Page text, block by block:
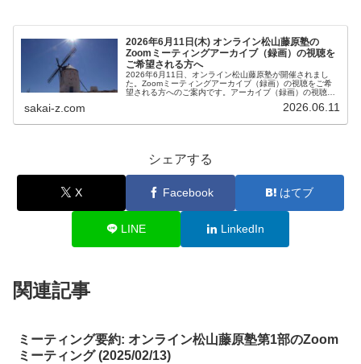
2026年6月11日(木) オンライン松山藤原塾の
Zoomミーティングアーカイブ（録画）の視聴を
ご希望される方へ
2026年6月11日、オンライン松山藤原塾が開催されまし
た。Zoomミーティングアーカイブ（録画）の視聴をご希
望される方へのご案内です。アーカイブ（録画）の視聴を
sakai-z.com 2026.06.11
シェアする
X Facebook はてブ
LINE LinkedIn
関連記事
ミーティング要約: オンライン松山藤原塾第1部のZoom
ミーティング (2025/02/13)